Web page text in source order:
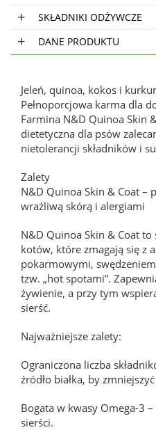
SKŁADNIKI ODŻYWCZE
DANE PRODUKTU
Jeleń, quinoa, kokos i
Pełnoporcjowa karma dla
Farmina N&D Quinoa Skin
dietetyczna dla psów
nietolerancji składników i
Zalety
N&D Quinoa Skin & Coat –
wrażliwą skórą i alergiami
N&D Quinoa Skin & Coat
kotów, które zmagają się z
pokarmowymi,
tzw. „hot spotami”.
żywienie, a przy tym
sierść.
Najważniejsze zalety:
Ograniczona liczba
źródło białka, by
Bogata w kwasy Omega-3
sierści.